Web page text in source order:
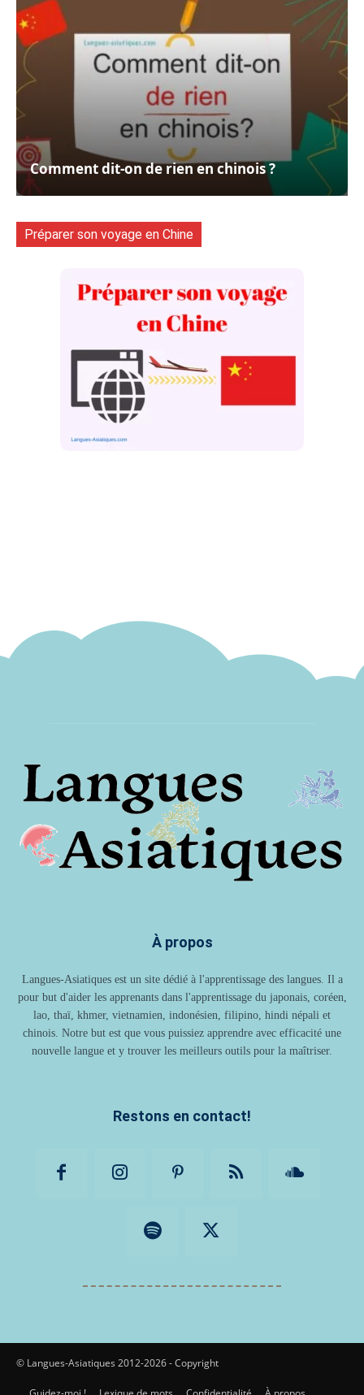
Comment dit-on de rien en chinois ?
Préparer son voyage en Chine
À propos
Langues-Asiatiques est un site dédié à l'apprentissage des langues. Il a
pour but d'aider les apprenants dans l'apprentissage du japonais, coréen,
lao, thaï, khmer, vietnamien, indonésien, filipino, hindi népali et
chinois. Notre but est que vous puissiez apprendre avec efficacité une
nouvelle langue et y trouver les meilleurs outils pour la maîtriser.
Restons en contact!
© Langues-Asiatiques 2012-2026 - Copyright